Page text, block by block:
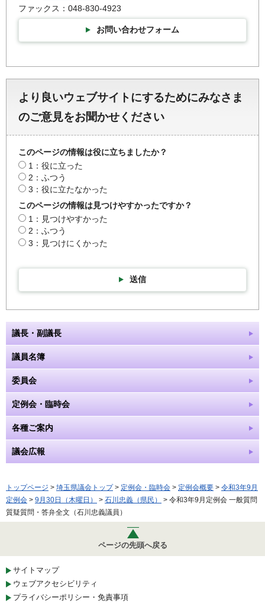
ファックス：048-830-4923
お問い合わせフォーム
より良いウェブサイトにするためにみなさま
のご意見をお聞かせください
このページの情報は役に立ちましたか？
1：役に立った
2：ふつう
3：役に立たなかった
このページの情報は見つけやすかったですか？
1：見つけやすかった
2：ふつう
3：見つけにくかった
送信
議長・副議長
議員名簿
委員会
定例会・臨時会
各種ご案内
議会広報
トップページ > 埼玉県議会トップ> 定例会・臨時会 > 定例会概要 > 令和3年9月
定例会 > 9月30日（木曜日） > 石川忠義（県民）
> 令和3年9月定例会 一般質問
質疑質問・答弁全文（石川忠義議員）
ページの先頭へ戻る
サイトマップ
ウェブアクセシビリティ
プライバシーポリシー・免責事項